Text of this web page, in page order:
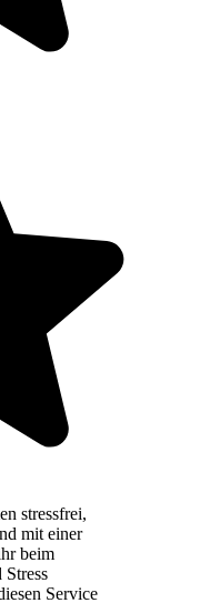
stressfrei,
mit einer
beim
Service